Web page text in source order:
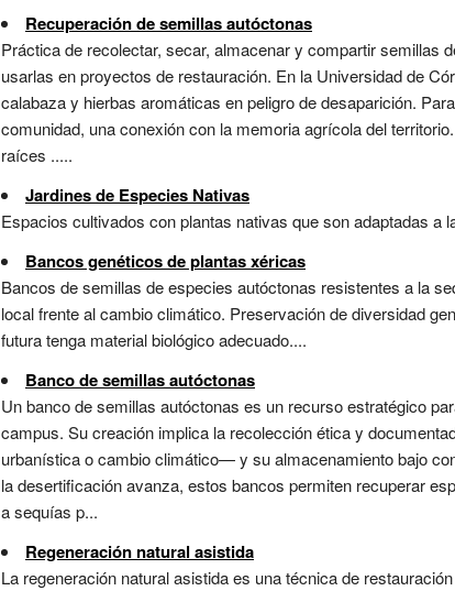
Recuperación de semillas autóctonas
Práctica de recolectar, secar, almacenar y compartir semillas
usarlas en proyectos de restauración. En la Universidad de
calabaza y hierbas aromáticas en peligro de desaparición.
comunidad, una conexión con la memoria agrícola del
raíces .....
Jardines de Especies Nativas
Espacios cultivados con plantas nativas que son adaptadas a
Bancos genéticos de plantas xéricas
Bancos de semillas de especies autóctonas resistentes a la
local frente al cambio climático. Preservación de diversidad
futura tenga material biológico adecuado....
Banco de semillas autóctonas
Un banco de semillas autóctonas es un recurso estratégico
campus. Su creación implica la recolección ética y
urbanística o cambio climático— y su almacenamiento bajo
la desertificación avanza, estos bancos permiten recuperar
a sequías p...
Regeneración natural asistida
La regeneración natural asistida es una técnica de